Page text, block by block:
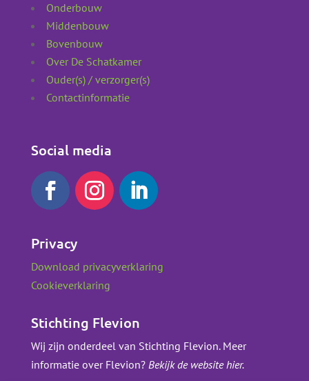
Onderbouw
Middenbouw
Bovenbouw
Over De Schatkamer
Ouder(s) / verzorger(s)
Contactinformatie
Social media
Privacy
Download privacyverklaring
Cookieverklaring
Stichting Flevion
Wij zijn onderdeel van Stichting Flevion. Meer
informatie over Flevion? Bekijk de website hier.